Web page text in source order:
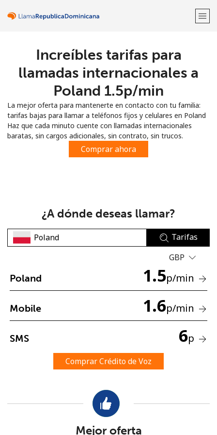
¡Bienvenido!
Regístrate con
Mínimo 8 caracteres
Una letra mayúscula y una minúscula
Un caracter especial
Mantente en contacto para recibir nuestras mejores
Increíbles tarifas para
llamadas internacionales a
Poland ⁦1.5p⁩/min
La mejor oferta para mantenerte en contacto con tu familia:
tarifas bajas para llamar a teléfonos fijos y celulares en Poland
Haz que cada minuto cuente con llamadas internacionales
baratas, sin cargos adicionales, sin contrato, sin trucos.
Comprar ahora
¿A dónde deseas llamar?
Tarifas
GBP
Poland 1.5p/min
Mobile 1.6p/min
SMS 6p
Comprar Crédito de Voz
Mejor oferta